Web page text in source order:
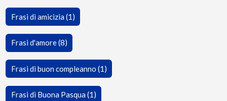
Frasi di amicizia (1)
Frasi d'amore (8)
Frasi di buon compleanno (1)
Frasi di Buona Pasqua (1)